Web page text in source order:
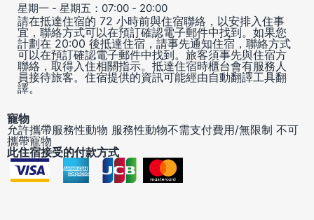
星期一 - 星期五：07:00 - 20:00
請在抵達住宿的 72 小時前與住宿聯絡，以安排入住事
宜，聯絡方式可以在預訂確認電子郵件中找到。如果您
計劃在 20:00 後抵達住宿，請事先通知住宿，聯絡方式
可以在預訂確認電子郵件中找到。旅客須事先與住宿方
聯絡，取得入住相關指示。抵達住宿時櫃台會有服務人
員接待旅客。住宿提供的資訊可能經由自動翻譯工具翻
譯。
寵物
允許攜帶服務性動物 服務性動物不需支付費用/無限制 不可
攜帶寵物
此住宿接受的付款方式